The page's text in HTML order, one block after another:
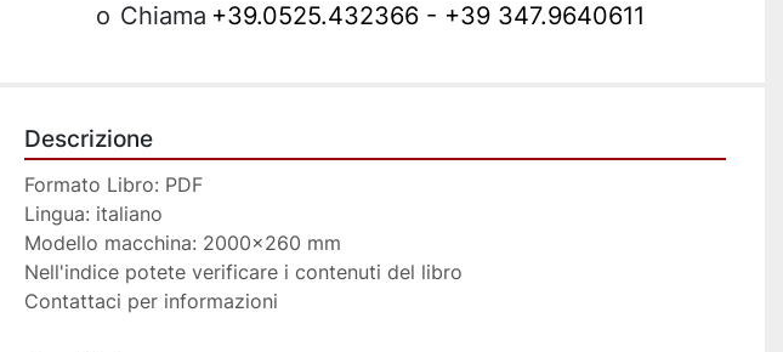
o Chiama +39.0525.432366 - +39 347.9640611
Descrizione
Formato Libro: PDF
Lingua: italiano
Modello macchina: 2000x260 mm
Nell'indice potete verificare i contenuti del libro
Contattaci per informazioni